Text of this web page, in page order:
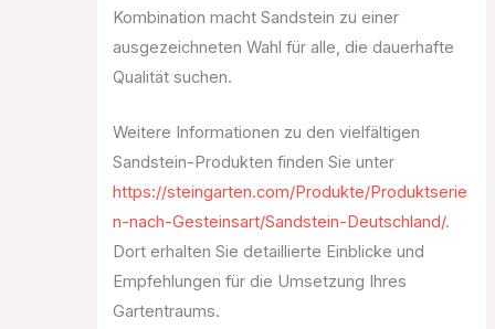
Kombination macht Sandstein zu einer
ausgezeichneten Wahl für alle, die dauerhafte
Qualität suchen.
Weitere Informationen zu den vielfältigen
Sandstein-Produkten finden Sie unter
https://steingarten.com/Produkte/Produktserie
n-nach-Gesteinsart/Sandstein-Deutschland/.
Dort erhalten Sie detaillierte Einblicke und
Empfehlungen für die Umsetzung Ihres
Gartentraums.